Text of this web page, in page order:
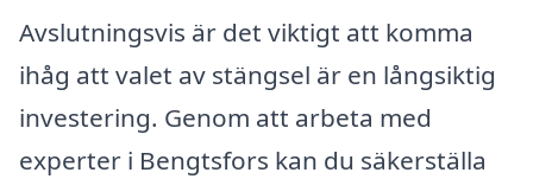
Avslutningsvis är det viktigt att komma
ihåg att valet av stängsel är en långsiktig
investering. Genom att arbeta med
experter i Bengtsfors kan du säkerställa